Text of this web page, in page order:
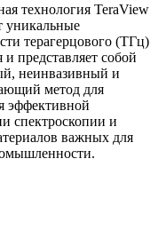
технология TeraView
уникальные
терагерцового (ТГц)
и представляет собой
неинвазивный и
метод для
эффективной
спектроскопии и
важных для